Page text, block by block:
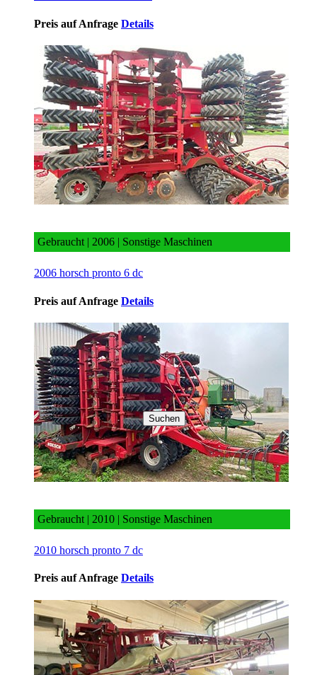
Suchen
Preis auf Anfrage Details
Gebraucht | 2006 | Sonstige Maschinen
2006 horsch pronto 6 dc
Preis auf Anfrage Details
Gebraucht | 2010 | Sonstige Maschinen
2010 horsch pronto 7 dc
Preis auf Anfrage Details